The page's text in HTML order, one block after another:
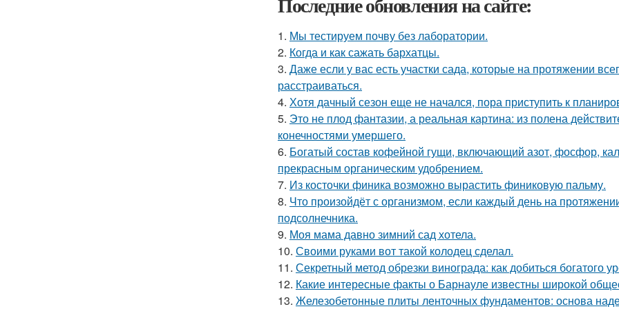
1. Мы тестируем почву без лаборатории.
2. Когда и как сажать бархатцы.
3. Даже если у вас есть участки сада, которые на протяжении
расстраиваться.
4. Хотя дачный сезон еще не начался, пора приступить к
5. Это не плод фантазии, а реальная картина: из полена
конечностями умершего.
6. Богатый состав кофейной гущи, включающий азот, фосфор,
прекрасным органическим удобрением.
7. Из косточки финика возможно вырастить финиковую пальму.
8. Что произойдёт с организмом, если каждый день на
подсолнечника.
9. Моя мама давно зимний сад хотела.
10. Своими руками вот такой колодец сделал.
11. Секретный метод обрезки винограда: как добиться богатого
12. Какие интересные факты о Барнауле известны широкой
13. Железобетонные плиты ленточных фундаментов: основа